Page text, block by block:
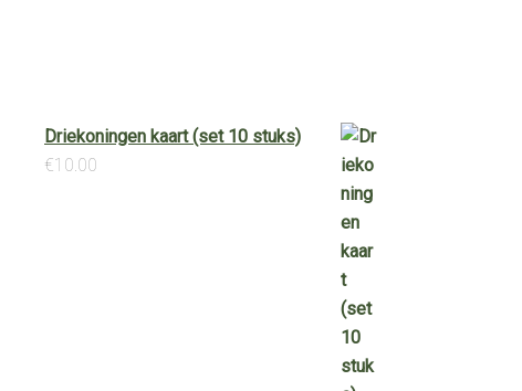
Driekoningen kaart (set 10 stuks)
€10.00